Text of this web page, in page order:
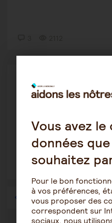
isa71260
12 octobre 2019
maison de retraite
1 … 52 53
Vous avez le
données
souhaitez
Pour le bon
à vos préférences,
vous proposer des
correspondent sur
sociaux, nous